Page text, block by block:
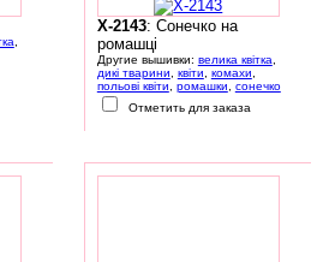
X-2143: Сонечко на
ромашці
Другие вышивки: велика квітка
дикі тварини
квіти комахи
польові квіти
ромашки
сонечко
Отметить для заказа